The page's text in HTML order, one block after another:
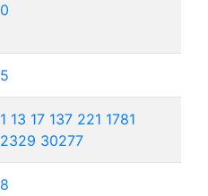
0
5
1 13 17 137 221 1781
2329 30277
8